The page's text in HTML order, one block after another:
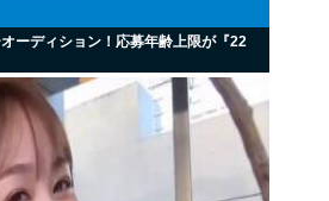
ーディション！応募年齢上限が『22